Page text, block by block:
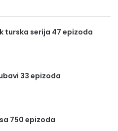
turska serija 47 epizoda
33 epizoda
750 epizoda